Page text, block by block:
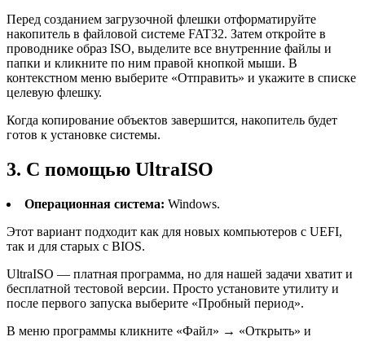
Перед созданием загрузочной флешки отформатируйте
накопитель в файловой системе FAT32. Затем откройте в
проводнике образ ISO, выделите все внутренние файлы и
папки и кликните по ним правой кнопкой мыши. В
контекстном меню выберите «Отправить» и укажите в списке
целевую флешку.
Когда копирование объектов завершится, накопитель будет
готов к установке системы.
3. С помощью UltraISO
Операционная система: Windows.
Этот вариант подходит как для новых компьютеров с UEFI,
так и для старых с BIOS.
UltraISO — платная программа, но для нашей задачи хватит и
бесплатной тестовой версии. Просто установите утилиту и
после первого запуска выберите «Пробный период».
В меню программы кликните «Файл» → «Открыть» и